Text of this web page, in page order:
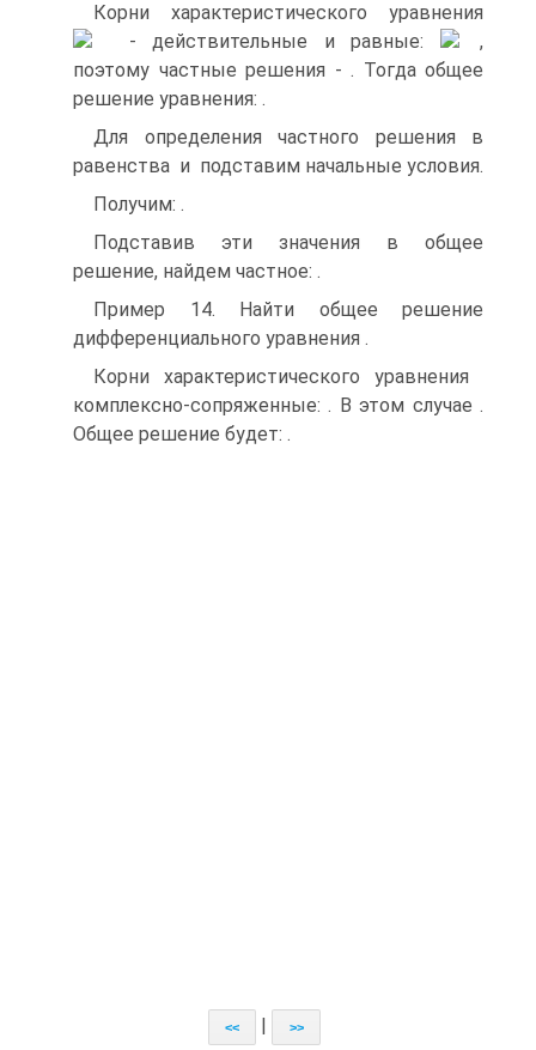
Корни характеристического уравнения
‑ действительные и равные:
,
поэтому частные решения ‑
. Тогда
общее решение уравнения:
Для определения частного решения в
равенства
и
подставим начальные
условия.
Получим:
Подставив эти значения в общее
решение, найдем частное:
.
Пример 14. Найти общее решение
дифференциального уравнения
.
Корни характеристического уравнения
комплексно-сопряженные: